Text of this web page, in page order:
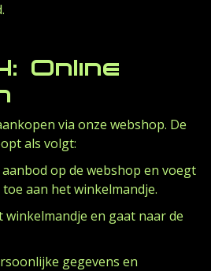
Online
via onze webshop. De
als volgt:
op de webshop en voegt
aan het winkelmandje.
winkelmandje en gaat naar de
gegevens en